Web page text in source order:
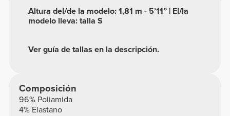
Ver guía de tallas en la descripción.
Altura del/de la modelo: 1,81 m - 5’11” | El/la
modelo lleva: talla S
Composición
96% Poliamida
4% Elastano